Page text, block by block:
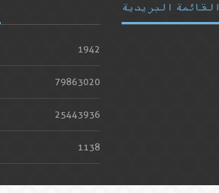
1942
79863020
25443936
1138
القائمة البريدية